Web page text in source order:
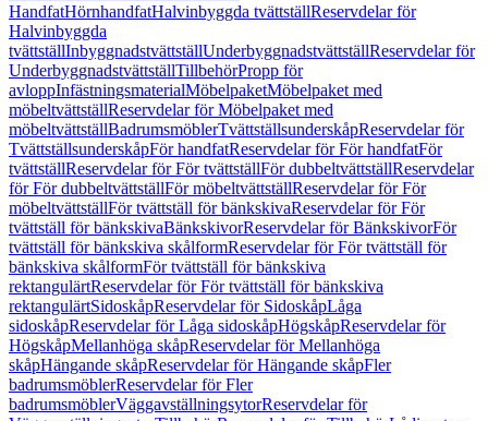
HandfatHörnhandfatHalvinbyggda tvättställReservdelar för
Halvinbyggda
tvättställInbyggnadstvättställUnderbyggnadstvättställReservdelar för
UnderbyggnadstvättställTillbehörPropp för
avloppInfästningsmaterialMöbelpaketMöbelpaket med
möbeltvättställReservdelar för Möbelpaket med
möbeltvättställBadrumsmöblerTvättställsunderskåpReservdelar för
TvättställsunderskåpFör handfatReservdelar för För handfatFör
tvättställReservdelar för För tvättställFör dubbeltvättställReservdelar
för För dubbeltvättställFör möbeltvättställReservdelar för För
möbeltvättställFör tvättställ för bänkskivaReservdelar för För
tvättställ för bänkskivaBänkskivorReservdelar för BänkskivorFör
tvättställ för bänkskiva skålformReservdelar för För tvättställ för
bänkskiva skålformFör tvättställ för bänkskiva
rektangulärtReservdelar för För tvättställ för bänkskiva
rektangulärtSidoskåpReservdelar för SidoskåpLåga
sidoskåpReservdelar för Låga sidoskåpHögskåpReservdelar för
HögskåpMellanhöga skåpReservdelar för Mellanhöga
skåpHängande skåpReservdelar för Hängande skåpFler
badrumsmöblerReservdelar för Fler
badrumsmöblerVäggavställningsytorReservdelar för